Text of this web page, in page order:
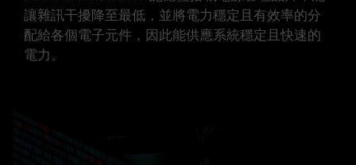
讓雜訊干擾降至最低，並將電力穩定且有效率的分
配給各個電子元件，因此能供應系統穩定且快速的
電力。